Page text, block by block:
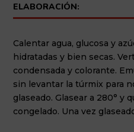
ELABORACIÓN:
Calentar agua, glucosa y
hidratadas y bien secas.
condensada y colorante.
sin levantar la túrmix para
glaseado. Glasear a 280° y
congelado. Una vez